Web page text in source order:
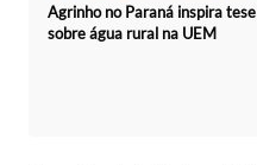
Agrinho no Paraná inspira tese
sobre água rural na UEM